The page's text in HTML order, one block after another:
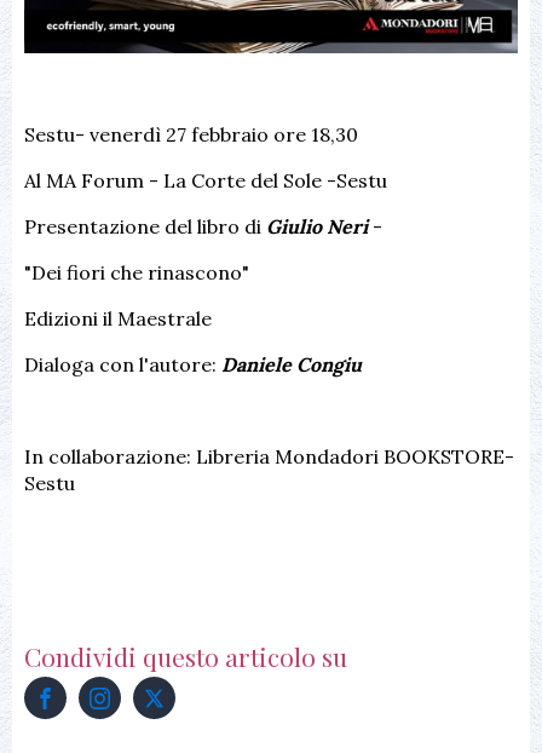
Sestu- venerdì 27 febbraio ore 18,30
Al MA Forum - La Corte del Sole -Sestu
Presentazione del libro di Giulio Neri-
"Dei fiori che rinascono"
Edizioni il Maestrale
Dialoga con l'autore: Daniele Congiu
In collaborazione: Libreria Mondadori BOOKSTORE-
Sestu
Condividi questo articolo su